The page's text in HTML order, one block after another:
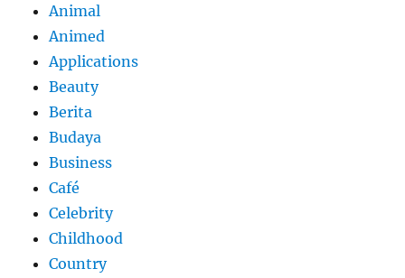
Animal
Animed
Applications
Beauty
Berita
Budaya
Business
Café
Celebrity
Childhood
Country